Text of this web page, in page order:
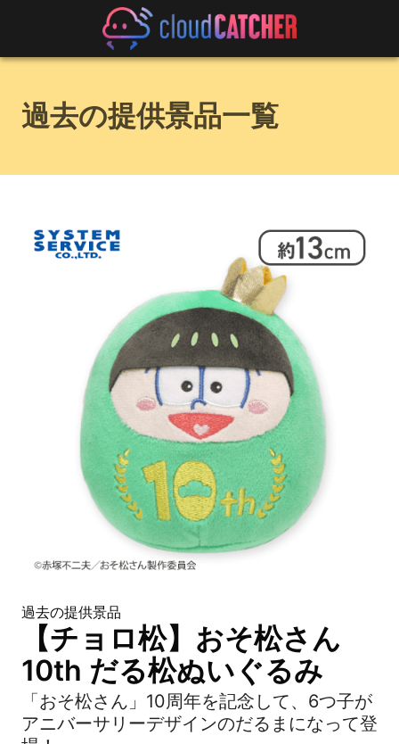
過去の提供景品一覧
過去の提供景品
【チョロ松】おそ松さん
10th だる松ぬいぐるみ
「おそ松さん」10周年を記念して、6つ子が
アニバーサリーデザインのだるまになって登